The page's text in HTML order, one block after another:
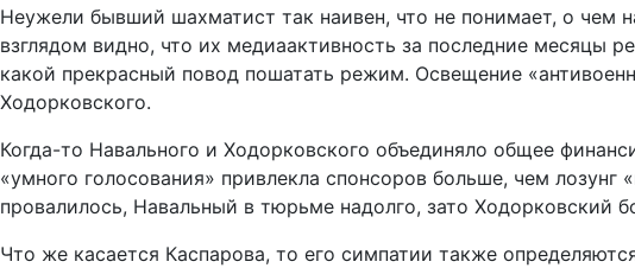
Неужели бывший шахматист так наивен, что не понимает, о
взглядом видно, что их медиаактивность за последние месяцы
какой прекрасный повод пошатать режим. Освещение
Ходорковского.
Когда-то Навального и Ходорковского объединяло общее
«умного голосования» привлекла спонсоров больше, чем
провалилось, Навальный в тюрьме надолго, зато Ходорковский
Что же касается Каспарова, то его симпатии также